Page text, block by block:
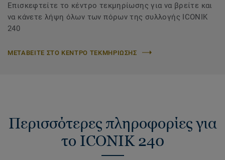
Επισκεφτείτε το κέντρο τεκμηρίωσης για να βρείτε και
να κάνετε λήψη όλων των πόρων της συλλογής ICONIK
240
ΜΕΤΑΒΕΙΤΕ ΣΤΟ ΚΕΝΤΡΟ ΤΕΚΜΗΡΙΩΣΗΣ
Περισσότερες πληροφορίες για
το ICONIK 240